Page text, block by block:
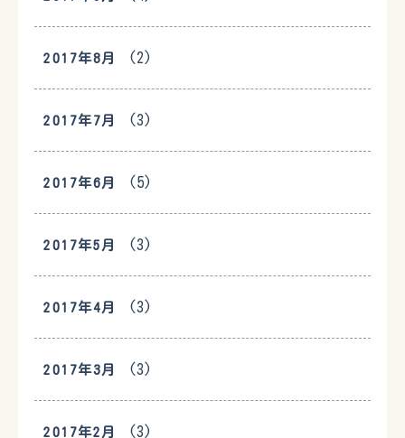
2017年8月 (2)
2017年7月 (3)
2017年6月 (5)
2017年5月 (3)
2017年4月 (3)
2017年3月 (3)
2017年2月 (3)